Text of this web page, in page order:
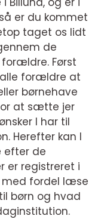
er du kommet
taget os lidt
de
Først
forældre at
børnehave
at sætte jer
I har til
Herefter kan I
efter de
er registreret i
med fordel læse
børn og hvad